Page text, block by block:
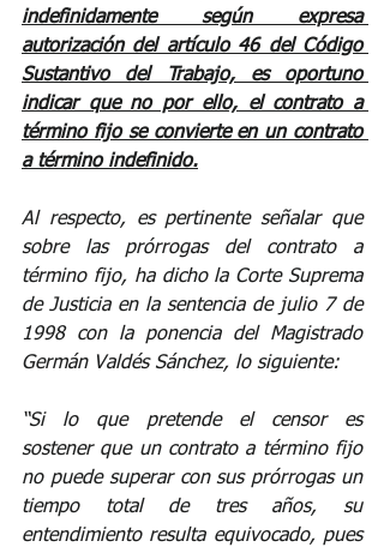
indefinidamente según expresa
autorización del artículo 46 del Código
Sustantivo del Trabajo, es oportuno
indicar que no por ello, el contrato a
término fijo se convierte en un contrato
a término indefinido.
Al respecto, es pertinente señalar que
sobre las prórrogas del contrato a
término fijo, ha dicho la Corte Suprema
de Justicia en la sentencia de julio 7 de
1998 con la ponencia del Magistrado
Germán Valdés Sánchez, lo siguiente:
“Si lo que pretende el censor es
sostener que un contrato a término fijo
no puede superar con sus prórrogas un
tiempo total de tres años, su
entendimiento resulta equivocado, pues